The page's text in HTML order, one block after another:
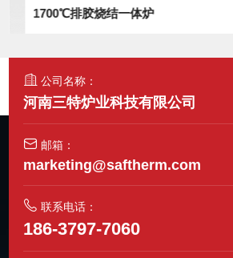
1700℃排胶烧结一体炉
公司名称：
河南三特炉业科技有限公司
邮箱：
marketing@saftherm.com
联系电话：
186-3797-7060